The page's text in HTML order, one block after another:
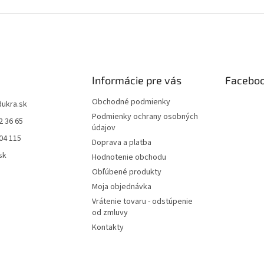
36 65
115
Informácie pre vás
Obchodné podmienky
Podmienky ochrany osobných
údajov
Doprava a platba
Hodnotenie obchodu
Obľúbené produkty
Moja objednávka
Vrátenie tovaru - odstúpenie
od zmluvy
Kontakty